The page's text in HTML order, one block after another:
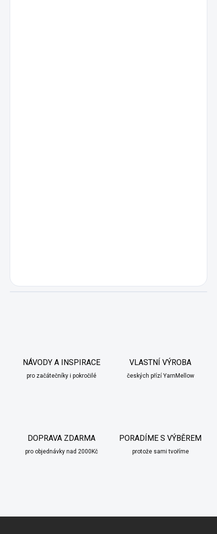
NÁVODY A INSPIRACE
pro začátečníky i pokročilé
VLASTNÍ VÝROBA
českých přízí YarnMellow
DOPRAVA ZDARMA
pro objednávky nad 2000Kč
PORADÍME S VÝBĚREM
protože sami tvoříme